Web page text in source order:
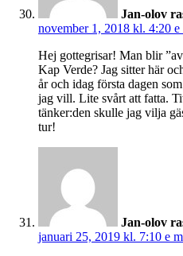
Jan-olov
november 1, 2018 kl. 4:20 e
Hej gottegrisar! Man blir
Kap Verde? Jag sitter här
år och idag första dagen
jag vill. Lite svårt att fatta.
tänker:den skulle jag vilja
tur!
Jan-olov
januari 25, 2019 kl. 7:10 e m